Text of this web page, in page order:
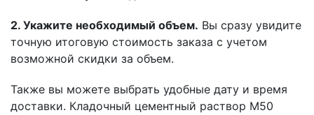
2. Укажите необходимый объем. Вы сразу увидите
точную итоговую стоимость заказа с учетом
возможной скидки за объем.
Также вы можете выбрать удобные дату и время
доставки. Кладочный цементный раствор М50